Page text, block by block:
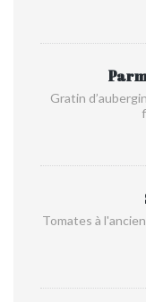
Gratin
Tomates à